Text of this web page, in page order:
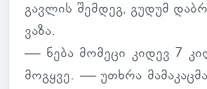
გავ­ლის შემ­დეგ, გუდუმ
ვაზა.
— ნება მო­მეცი კიდევ 7
მოგ­ყვე. — უთხრა